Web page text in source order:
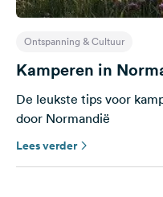
Ontspanning & Cultuur
Kamperen in
De leukste tips voor
door Normandië
Lees verder